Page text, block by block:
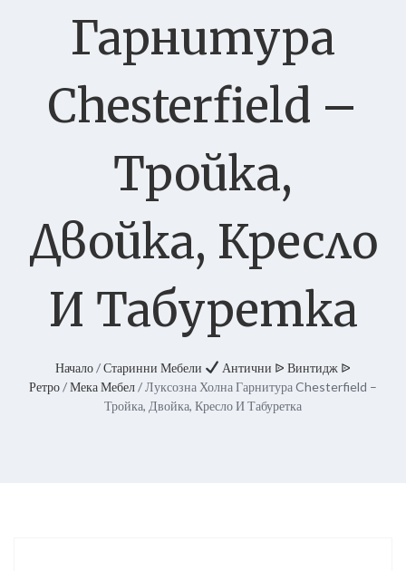
Гарнитура
Chesterfield –
Тройка,
Двойка, Кресло
И Табуретка
Начало/Старинни Мебели
Антични ᐉ Винтидж ᐉ
Ретро/Мека Мебел/ Луксозна Холна Гарнитура Chesterfield –
Тройка, Двойка, Кресло И Табуретка